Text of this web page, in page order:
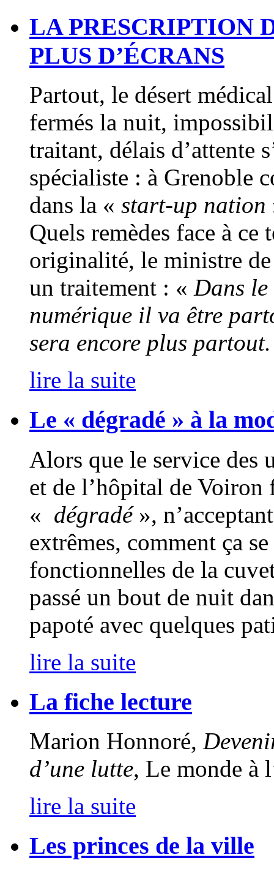
LA PRESCRIPTION
PLUS D’ÉCRANS
Partout, le désert
fermés la nuit,
traitant, délais d’attente
spécialiste : à Grenoble
dans la « start-up nation
Quels remèdes face à
originalité, le ministre
un traitement : « Dans le
numérique il va être
sera encore plus
lire la suite
Le « dégradé » à la
Alors que le service des
et de l’hôpital de Voiron
« dégradé»,
extrêmes, comment ça
fonctionnelles de la
passé un bout de nuit
papoté avec quelques
lire la suite
La fiche lecture
Marion Honnoré,
d’une lutte, Le monde à
lire la suite
Les princes de la ville